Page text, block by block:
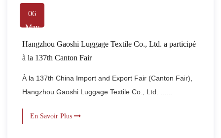
06
May
Hangzhou Gaoshi Luggage Textile Co., Ltd. a participé
à la 137th Canton Fair
À la 137th China Import and Export Fair (Canton Fair),
Hangzhou Gaoshi Luggage Textile Co., Ltd. ......
En Savoir Plus